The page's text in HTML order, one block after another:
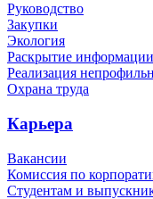
Руководство
Закупки
Экология
Раскрытие информации
Реализация
Охрана труда
Карьера
Вакансии
Комиссия по
Студентам и